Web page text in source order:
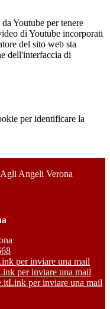
Youtube per tenere
di Youtube incorporati
del sito web sta
dell'interfaccia di
per identificare la
Angeli Verona
per inviare una mail
per inviare una mail
Link per inviare una mail